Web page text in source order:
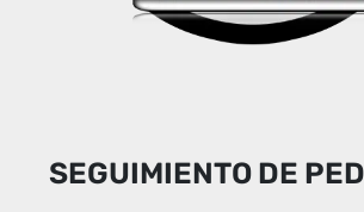
SEGUIMIENTO DE